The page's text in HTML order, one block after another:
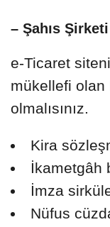
– Şahıs
e-Ticaret
mükellefi olan
olmalısınız.
Kira
İkametgâh
İmza
Nüfus